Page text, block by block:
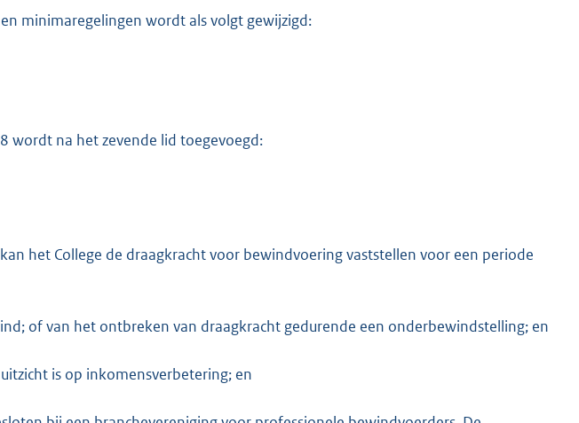
K
minimaregelingen wordt als volgt gewijzigd:
wordt na het zevende lid toegevoegd:
het College de draagkracht voor bewindvoering vaststellen voor een periode
of van het ontbreken van draagkracht gedurende een onderbewindstelling; en
is op inkomensverbetering; en